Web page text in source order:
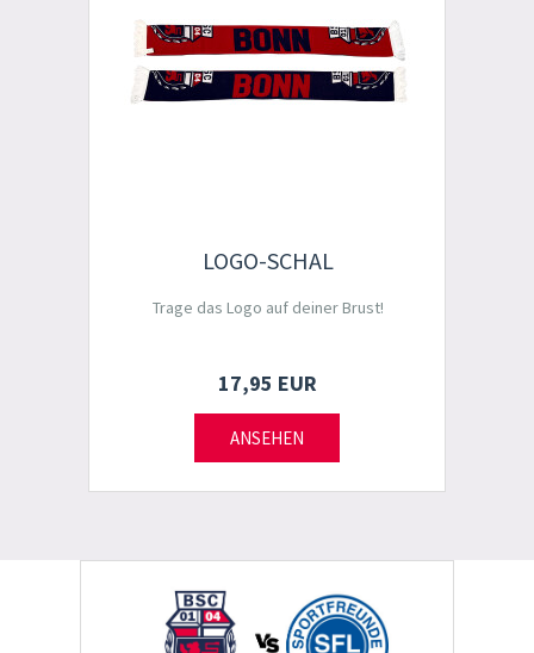
LOGO-SCHAL
Trage das Logo auf deiner Brust!
17,95 EUR
ANSEHEN